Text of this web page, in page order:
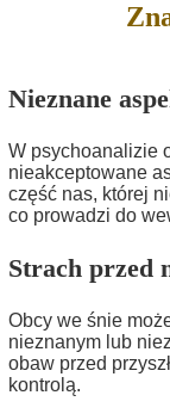
Nieznane
W psychoanalizie
nieakceptowane
część nas, której
co prowadzi do
Strach przed
Obcy we śnie
nieznanym lub
obaw przed
kontrolą.